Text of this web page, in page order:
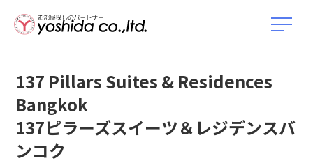
137 Pillars Suites & Residences
Bangkok
137ピラーズスイーツ＆レジデンスバ
ンコク